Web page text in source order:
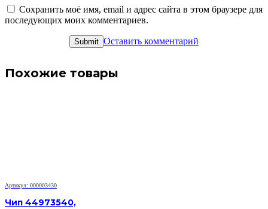
Сохранить моё имя, email и адрес сайта в этом браузере для
последующих моих комментариев.
Оставить комментарий
Похожие товары
Артикул: 000003430
Чип 44973540,